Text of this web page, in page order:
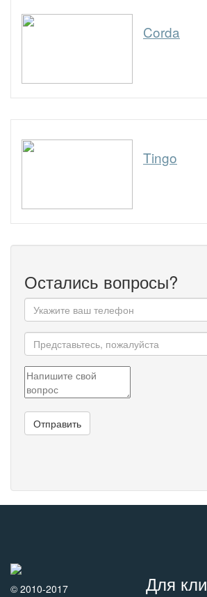
Corda
Tingo
Остались вопросы?
© 2010-2017
Для